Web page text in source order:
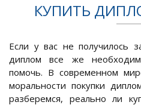
КУПИТЬ
Если у вас не получилось
диплом все же
помочь. В современном
моральности покупки
разберемся, реально ли